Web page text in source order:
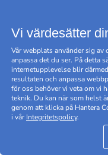
Femilet Juliana
Vi värdesätter
Vår webplats använder sig av
anpassa det du ser. På detta
internetupplevelse blir
resultaten och anpassa
för oss behöver vi veta om vi
teknik. Du kan när som helst
genom att klicka på Hantera
i vårIntegritetspolicy.